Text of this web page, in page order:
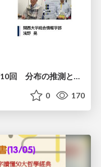
2026年度春学期 統計学 第10回 分布の推測とは － 標本調査，度数分布と確率分布 (2026. 6. 4)
0 170